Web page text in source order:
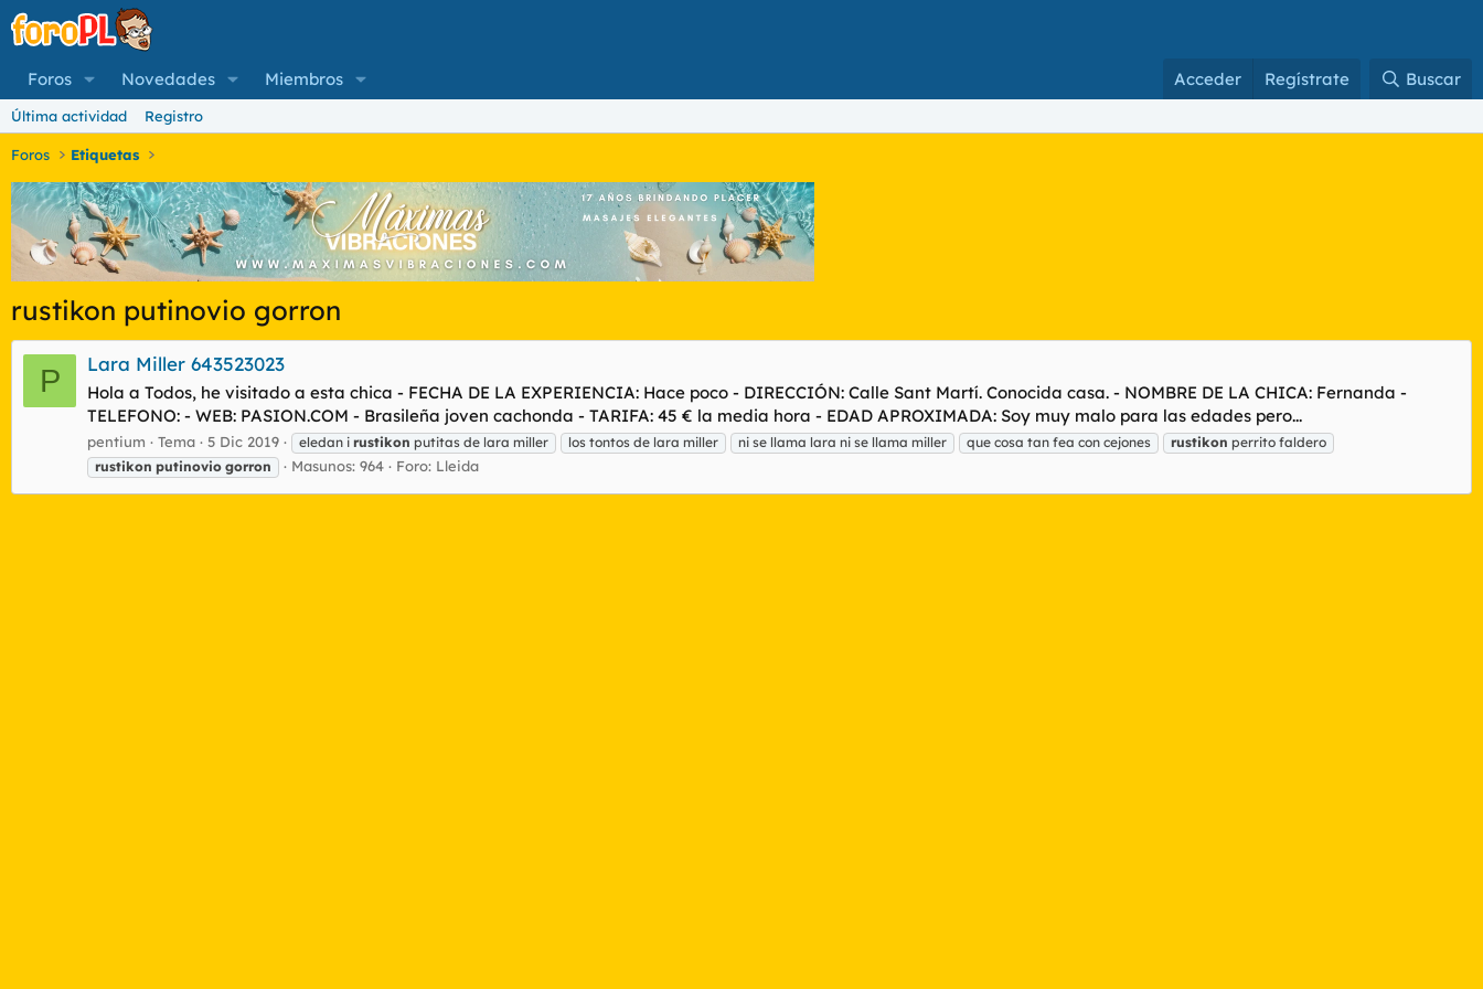
Foros Novedades Miembros Acceder Regístrate Buscar
Última actividad Registro
Foros Etiquetas
rustikon putinovio gorron
P Lara Miller 643523023
Hola a Todos, he visitado a esta chica - FECHA DE LA EXPERIENCIA: Hace poco - DIRECCIÓN: Calle Sant Martí. Conocida casa. - NOMBRE DE LA CHICA: Fernanda -
TELEFONO: - WEB: PASION.COM - Brasileña joven cachonda - TARIFA: 45 € la media hora - EDAD APROXIMADA: Soy muy malo para las edades pero...
pentium Tema 5 Dic 2019 eledan i rustikon putitas de lara miller los tontos de lara miller ni se llama lara ni se llama miller que cosa tan fea con cejones rustikon perrito faldero
rustikon putinovio gorron Masunos: 964 Foro: Lleida